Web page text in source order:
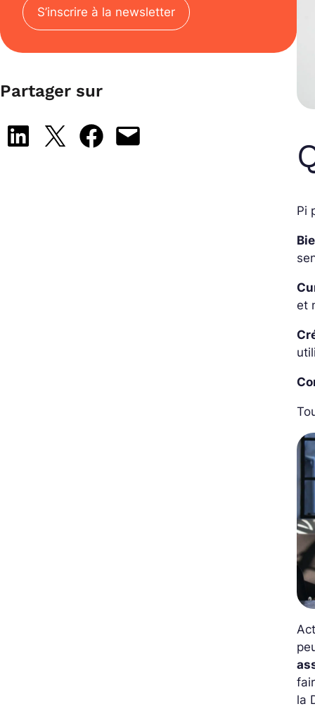
S’inscrire à la newsletter
Partager sur
Share on LinkedIn
Share on X Share on Facebook
Email this Page
Pi
et
la